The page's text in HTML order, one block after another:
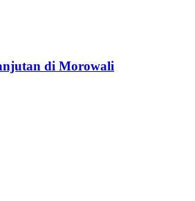
di Morowali